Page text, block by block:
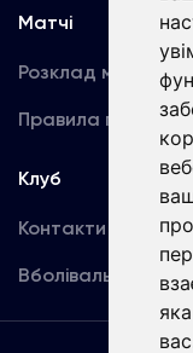
вас
Матчі
Розклад матчів
Правила
Клуб
Контакти
Вболівальникам